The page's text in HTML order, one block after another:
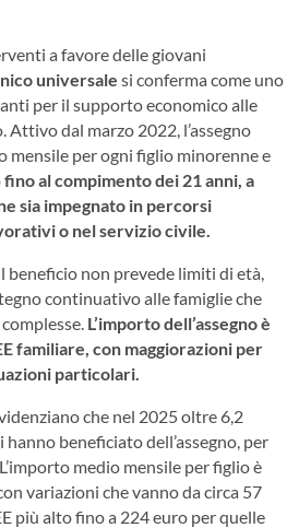
a favore delle giovani
universale si conferma come uno
per il supporto economico alle
Attivo dal marzo 2022, l’assegno
mensile per ogni figlio minorenne e
fino al compimento dei 21 anni, a
sia impegnato in percorsi
o nel servizio civile.
beneficio non prevede limiti di età,
continuativo alle famiglie che
L’importo dell’assegno è
familiare, con maggiorazioni per
particolari.
che nel 2025 oltre 6,2
beneficiato dell’assegno, per
medio mensile per figlio è
variazioni che vanno da circa 57
più alto fino a 224 euro per quelle